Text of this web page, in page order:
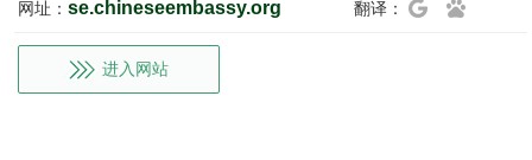
网址： se.chineseembassy.org 翻译：
进入网站